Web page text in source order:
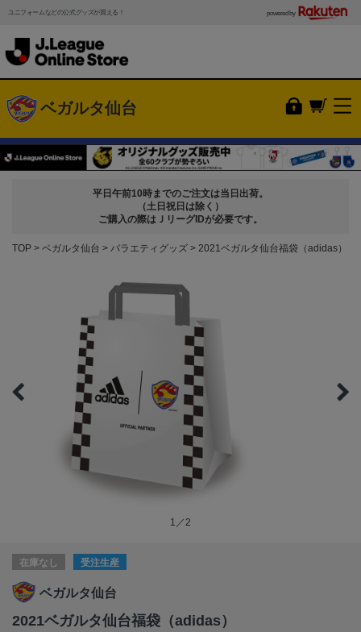
ユニフォームなどの公式グッズが買える！ powered by
ベガルタ仙台
平日午前10時までのご注文は当日出荷。
（土日祝日は除く）
ご購入の際はＪリーグIDが必要です。
TOP ベガルタ仙台 バラエティグッズ 2021ベガルタ仙台福袋（adidas）
1／2
在庫なし 受注生産
ベガルタ仙台
2021ベガルタ仙台福袋（adidas）